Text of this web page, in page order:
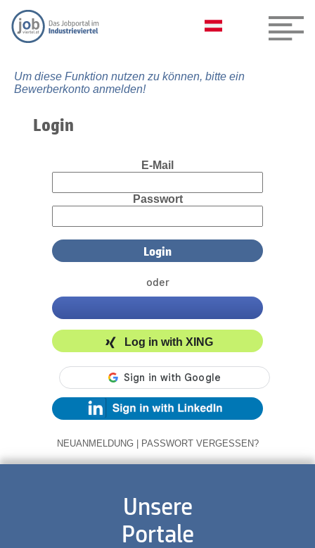
Um diese Funktion nutzen zu können, bitte ein
Bewerberkonto anmelden!
Login
E-Mail
Passwort
oder
Log in with XING
NEUANMELDUNG | PASSWORT VERGESSEN?
Unsere
Portale